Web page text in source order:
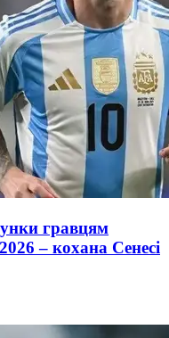
гравцям
– кохана Сенесі